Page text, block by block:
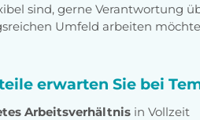
sind, gerne Verantwortung
Umfeld arbeiten
erwarten Sie bei
Arbeitsverhältnis in Vollzeit